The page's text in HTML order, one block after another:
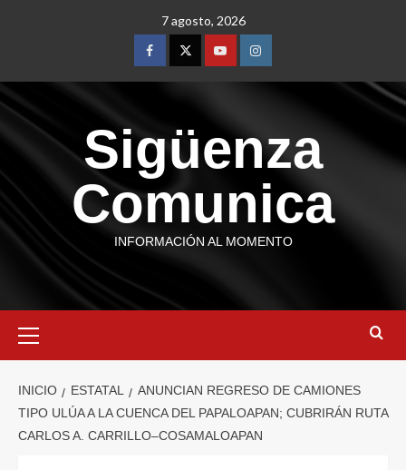
7 agosto, 2026
Sigüenza
Comunica
INFORMACIÓN AL MOMENTO
INICIO ESTATAL
ANUNCIAN REGRESO DE CAMIONES
TIPO ULÚA A LA CUENCA DEL PAPALOAPAN; CUBRIRÁN RUTA
CARLOS A. CARRILLO–COSAMALOAPAN